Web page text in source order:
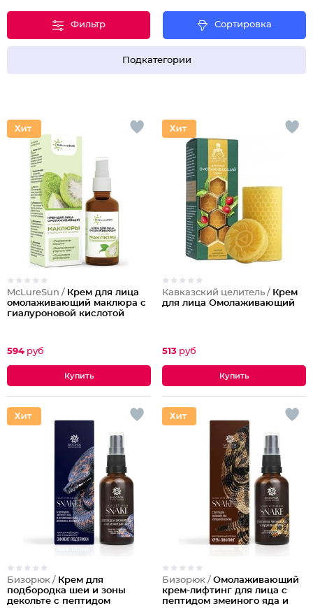
Фильтр Сортировка
Подкатегории
McLureSun / Крем для лица
омолаживающий маклюра с
гиалуроновой кислотой
594 руб
Кавказский целитель / Крем
для лица Омолаживающий
513 руб
Бизорюк / Крем для
подбородка шеи и зоны
декольте с пептидом
Бизорюк / Омолаживающий
крем-лифтинг для лица с
пептидом змеиного яда и